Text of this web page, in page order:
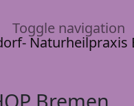
Toggle navigation
Bremen